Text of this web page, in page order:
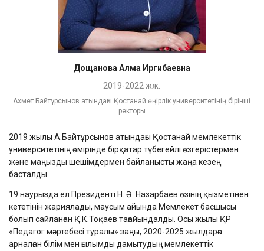
Дощанова Алма Иргибаевна
2019-2022 жж.
Ахмет Байтұрсынов атындағы Қостанай өңірлік университетінің бірінші
ректоры
2019 жылы А.Байтұрсынов атындағы Қостанай мемлекеттік
университетінің өмірінде бірқатар түбегейлі өзгерістермен
және маңызды шешімдермен байланысты жаңа кезең
басталды.
19 наурызда ел Президенті Н. Ә. Назарбаев өзінің қызметінен
кететінін жариялады, маусым айында Мемлекет басшысы
болып сайланған Қ.К.Тоқаев тағайындалды. Осы жылы ҚР
«Педагог мәртебесі туралы» заңы, 2020-2025 жылдарға
арналған білім мен ғылымды дамытудың мемлекеттік